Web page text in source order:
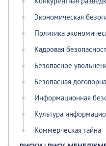
Экономическая
Политика
Кадровая
Безопасное
Безопасная
Информационная
Культура
Коммерческая тайна